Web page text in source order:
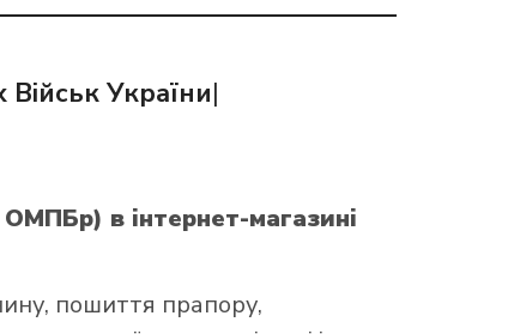
України|
ОМПБр) в інтернет-магазині
пошиття прапору,